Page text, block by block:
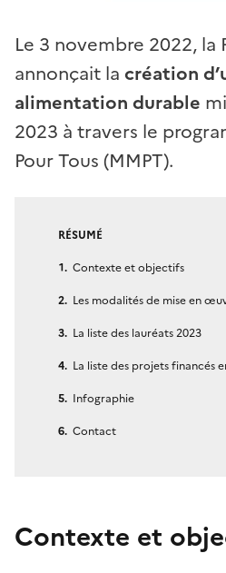
Le 3 novembre 2022, la
annonçait la création
alimentation durable
2023 à travers le
Pour Tous (MMPT).
RÉSUMÉ
Contexte et objectifs
Les modalités de mise en
La liste des lauréats 2023
La liste des projets financés
Infographie
Contact
Contexte et